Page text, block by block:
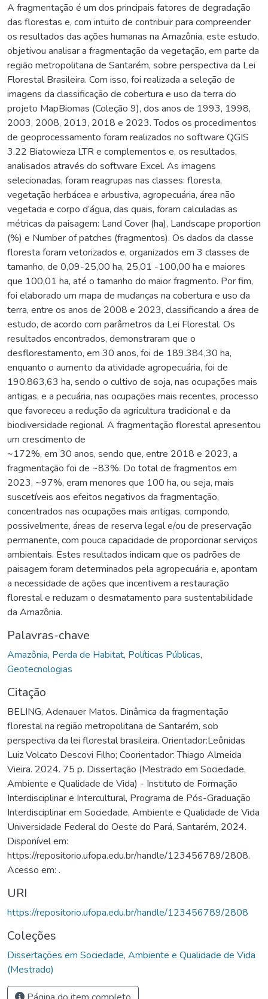
A fragmentação é um dos principais fatores de degradação
das florestas e, com intuito de contribuir para compreender
os resultados das ações humanas na Amazônia, este estudo,
objetivou analisar a fragmentação da vegetação, em parte da
região metropolitana de Santarém, sobre perspectiva da Lei
Florestal Brasileira. Com isso, foi realizada a seleção de
imagens da classificação de cobertura e uso da terra do
projeto MapBiomas (Coleção 9), dos anos de 1993, 1998,
2003, 2008, 2013, 2018 e 2023. Todos os procedimentos
de geoprocessamento foram realizados no software QGIS
3.22 Biatowieza LTR e complementos e, os resultados,
analisados através do software Excel. As imagens
selecionadas, foram reagrupas nas classes: floresta,
vegetação herbácea e arbustiva, agropecuária, área não
vegetada e corpo d’água, das quais, foram calculadas as
métricas da paisagem: Land Cover (ha), Landscape proportion
(%) e Number of patches (fragmentos). Os dados da classe
floresta foram vetorizados e, organizados em 3 classes de
tamanho, de 0,09-25,00 ha, 25,01 -100,00 ha e maiores
que 100,01 ha, até o tamanho do maior fragmento. Por fim,
foi elaborado um mapa de mudanças na cobertura e uso da
terra, entre os anos de 2008 e 2023, classificando a área de
estudo, de acordo com parâmetros da Lei Florestal. Os
resultados encontrados, demonstraram que o
desflorestamento, em 30 anos, foi de 189.384,30 ha,
enquanto o aumento da atividade agropecuária, foi de
190.863,63 ha, sendo o cultivo de soja, nas ocupações mais
antigas, e a pecuária, nas ocupações mais recentes, processo
que favoreceu a redução da agricultura tradicional e da
biodiversidade regional. A fragmentação florestal apresentou
um crescimento de
~172%, em 30 anos, sendo que, entre 2018 e 2023, a
fragmentação foi de ~83%. Do total de fragmentos em
2023, ~97%, eram menores que 100 ha, ou seja, mais
suscetíveis aos efeitos negativos da fragmentação,
concentrados nas ocupações mais antigas, compondo,
possivelmente, áreas de reserva legal e/ou de preservação
permanente, com pouca capacidade de proporcionar serviços
ambientais. Estes resultados indicam que os padrões de
paisagem foram determinados pela agropecuária e, apontam
a necessidade de ações que incentivem a restauração
florestal e reduzam o desmatamento para sustentabilidade
da Amazônia.
Palavras-chave
Amazônia, Perda de Habitat, Políticas Públicas,
Geotecnologias
Citação
BELING, Adenauer Matos. Dinâmica da fragmentação
florestal na região metropolitana de Santarém, sob
perspectiva da lei florestal brasileira. Orientador:Leônidas
Luiz Volcato Descovi Filho; Coorientador: Thiago Almeida
Vieira. 2024. 75 p. Dissertação (Mestrado em Sociedade,
Ambiente e Qualidade de Vida) - Instituto de Formação
Interdisciplinar e Intercultural, Programa de Pós-Graduação
Interdisciplinar em Sociedade, Ambiente e Qualidade de Vida
Universidade Federal do Oeste do Pará, Santarém, 2024.
Disponível em:
https://repositorio.ufopa.edu.br/handle/123456789/2808.
Acesso em: .
URI
https://repositorio.ufopa.edu.br/handle/123456789/2808
Coleções
Dissertações em Sociedade, Ambiente e Qualidade de Vida
(Mestrado)